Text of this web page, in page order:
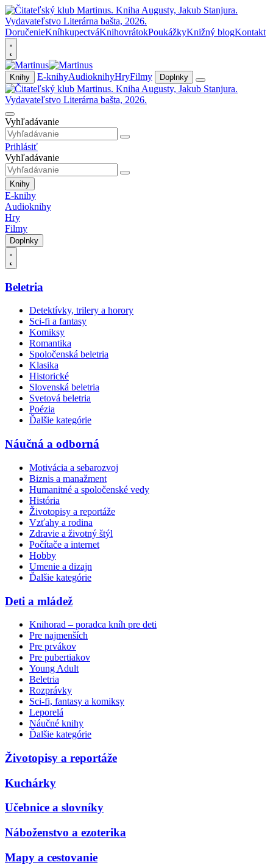
DoručenieKníhkupectváKnihovrátokPoukážkyKnižný blogKontakt
Knihy E-knihyAudioknihyHryFilmy Doplnky
Vyhľadávanie
Prihlásiť
Vyhľadávanie
Knihy
E-knihy
Audioknihy
Hry
Filmy
Doplnky
Beletria
Detektívky, trilery a horory
Sci-fi a fantasy
Komiksy
Romantika
Spoločenská beletria
Klasika
Historické
Slovenská beletria
Svetová beletria
Poézia
Ďalšie kategórie
Náučná a odborná
Motivácia a sebarozvoj
Biznis a manažment
Humanitné a spoločenské vedy
História
Životopisy a reportáže
Vzťahy a rodina
Zdravie a životný štýl
Počítače a internet
Hobby
Umenie a dizajn
Ďalšie kategórie
Deti a mládež
Knihorad – poradca kníh pre deti
Pre najmenších
Pre prvákov
Pre pubertiakov
Young Adult
Beletria
Rozprávky
Sci-fi, fantasy a komiksy
Leporelá
Náučné knihy
Ďalšie kategórie
Životopisy a reportáže
Kuchárky
Učebnice a slovníky
Náboženstvo a ezoterika
Mapy a cestovanie